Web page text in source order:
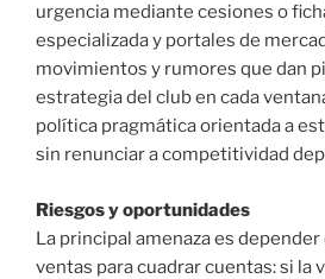
urgencia mediante cesiones o
especializada y portales de
movimientos y rumores que dan
estrategia del club en cada
política pragmática orientada a
sin renunciar a competitividad
Riesgos y oportunidades
La principal amenaza es
ventas para cuadrar cuentas: si la